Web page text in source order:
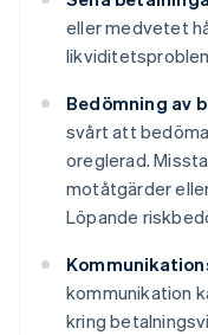
eller medvetet
Bedömning av
svårt att
oreglerad.
motåtgärder
Löpande
kommunikation
kring